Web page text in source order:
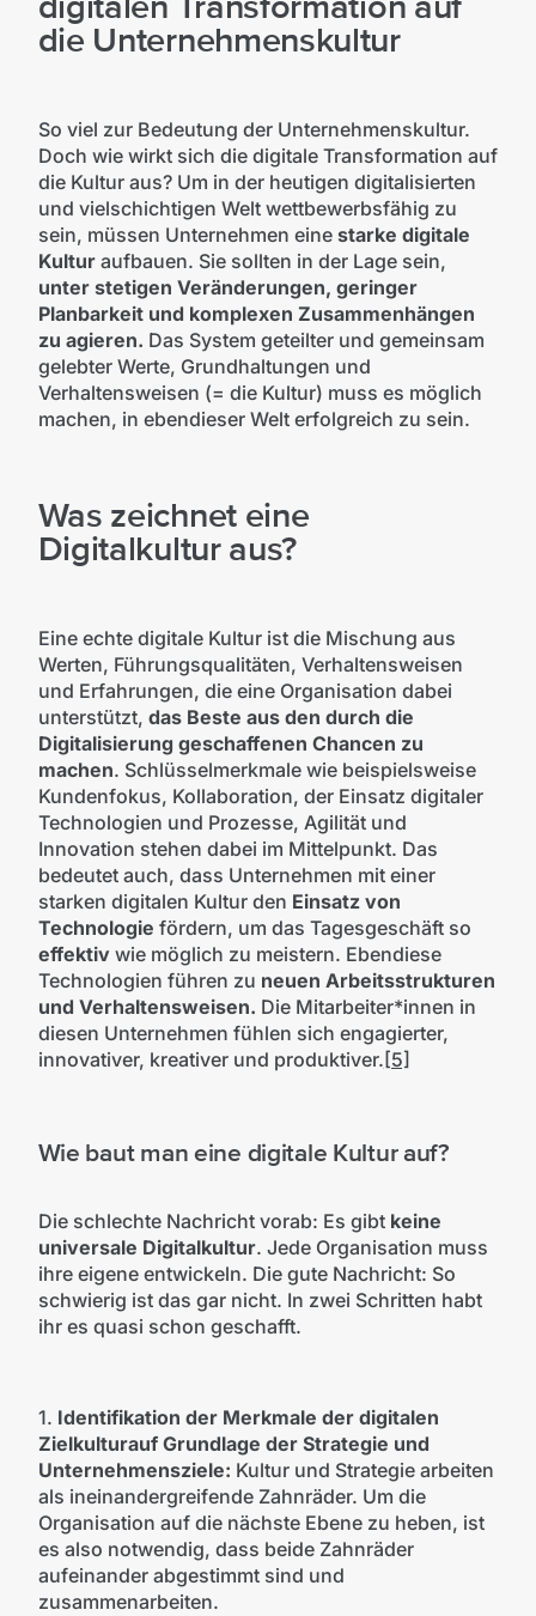
die Unternehmenskultur
So viel zur Bedeutung der Unternehmenskultur.
Doch wie wirkt sich die digitale Transformation auf
die Kultur aus? Um in der heutigen digitalisierten
und vielschichtigen Welt wettbewerbsfähig zu
sein, müssen Unternehmen eine starke digitale
Kulturaufbauen. Sie sollten in der Lage sein,
unter stetigen Veränderungen, geringer
Planbarkeit und komplexen Zusammenhängen
zu agieren. Das System geteilter und gemeinsam
gelebter Werte, Grundhaltungen und
Verhaltensweisen (= die Kultur) muss es möglich
machen, in ebendieser Welt erfolgreich zu sein.
Was zeichnet eine
Digitalkultur aus?
Eine echte digitale Kultur ist die Mischung aus
Werten, Führungsqualitäten, Verhaltensweisen
und Erfahrungen, die eine Organisation dabei
unterstützt, das Beste aus den durch die
Digitalisierung geschaffenen Chancen zu
machen. Schlüsselmerkmale wie beispielsweise
Kundenfokus, Kollaboration, der Einsatz digitaler
Technologien und Prozesse, Agilität und
Innovation stehen dabei im Mittelpunkt. Das
bedeutet auch, dass Unternehmen mit einer
starken digitalen Kultur den Einsatz von
Technologie fördern, um das Tagesgeschäft so
effektiv wie möglich zu meistern. Ebendiese
Technologien führen zu neuen Arbeitsstrukturen
und Verhaltensweisen. Die Mitarbeiter*innen in
diesen Unternehmen fühlen sich engagierter,
innovativer, kreativer und produktiver. [5]
Wie baut man eine digitale Kultur auf?
Die schlechte Nachricht vorab: Es gibt keine
universale Digitalkultur. Jede Organisation muss
ihre eigene entwickeln. Die gute Nachricht: So
schwierig ist das gar nicht. In zwei Schritten habt
ihr es quasi schon geschafft.
1. Identifikation der Merkmale der digitalen
Zielkulturauf Grundlage der Strategie und
Unternehmensziele: Kultur und Strategie arbeiten
als ineinandergreifende Zahnräder. Um die
Organisation auf die nächste Ebene zu heben, ist
es also notwendig, dass beide Zahnräder
aufeinander abgestimmt sind und
zusammenarbeiten.